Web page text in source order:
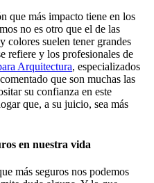
que más impacto tiene en los
no es otro que el de las
colores suelen tener grandes
refiere y los profesionales de
Arquitectura, especializados
que son muchas las
su confianza en este
que, a su juicio, sea más
en nuestra vida
más seguros nos podemos